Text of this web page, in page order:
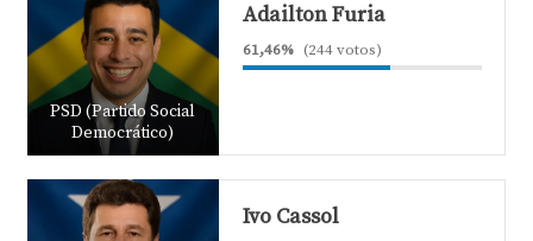
PSD (Partido Social
Democrático)
Adailton Furia
61,46% (244 votos)
Ivo Cassol